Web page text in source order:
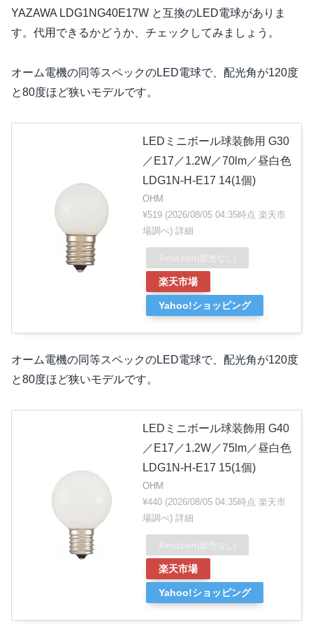
YAZAWA LDG1NG40E17W と互換のLED電球がありま
す。代用できるかどうか、チェックしてみましょう。
オーム電機の同等スペックのLED電球で、配光角が120度
と80度ほど狭いモデルです。
LEDミニボール球装飾用 G30
／E17／1.2W／70lm／昼白色
LDG1N-H-E17 14(1個)
OHM
¥519 (2026/08/05 04:35時点 楽天市
場調べ) 詳細
楽天市場
Yahoo!ショッピング
オーム電機の同等スペックのLED電球で、配光角が120度
と80度ほど狭いモデルです。
LEDミニボール球装飾用 G40
／E17／1.2W／75lm／昼白色
LDG1N-H-E17 15(1個)
OHM
¥440 (2026/08/05 04:35時点 楽天市
場調べ) 詳細
楽天市場
Yahoo!ショッピング